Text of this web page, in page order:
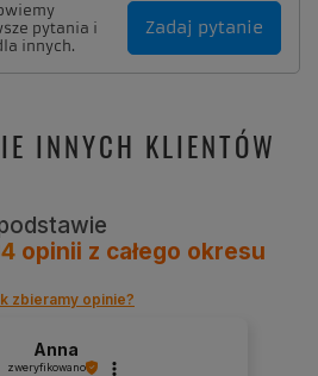
pytania i
innych.
Zadaj pytanie
INNYCH KLIENTÓW
opinii z całego okresu
zbieramy opinie?
Anna
zweryfikowano